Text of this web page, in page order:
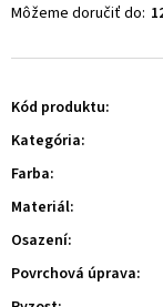
Môžeme doručiť do:
Kód produktu:
Kategória:
Farba:
Materiál:
Osazení:
Povrchová úprava: